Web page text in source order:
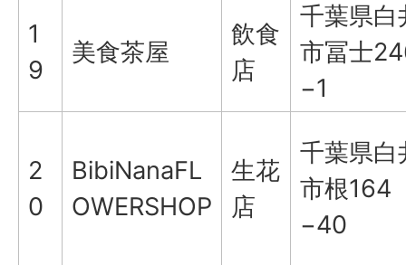
1
9
美食茶屋
飲食
店
千葉県白
市冨士
−1
2
0
BibiNanaFL
OWERSHOP
生花
店
千葉県白
市根164
−40